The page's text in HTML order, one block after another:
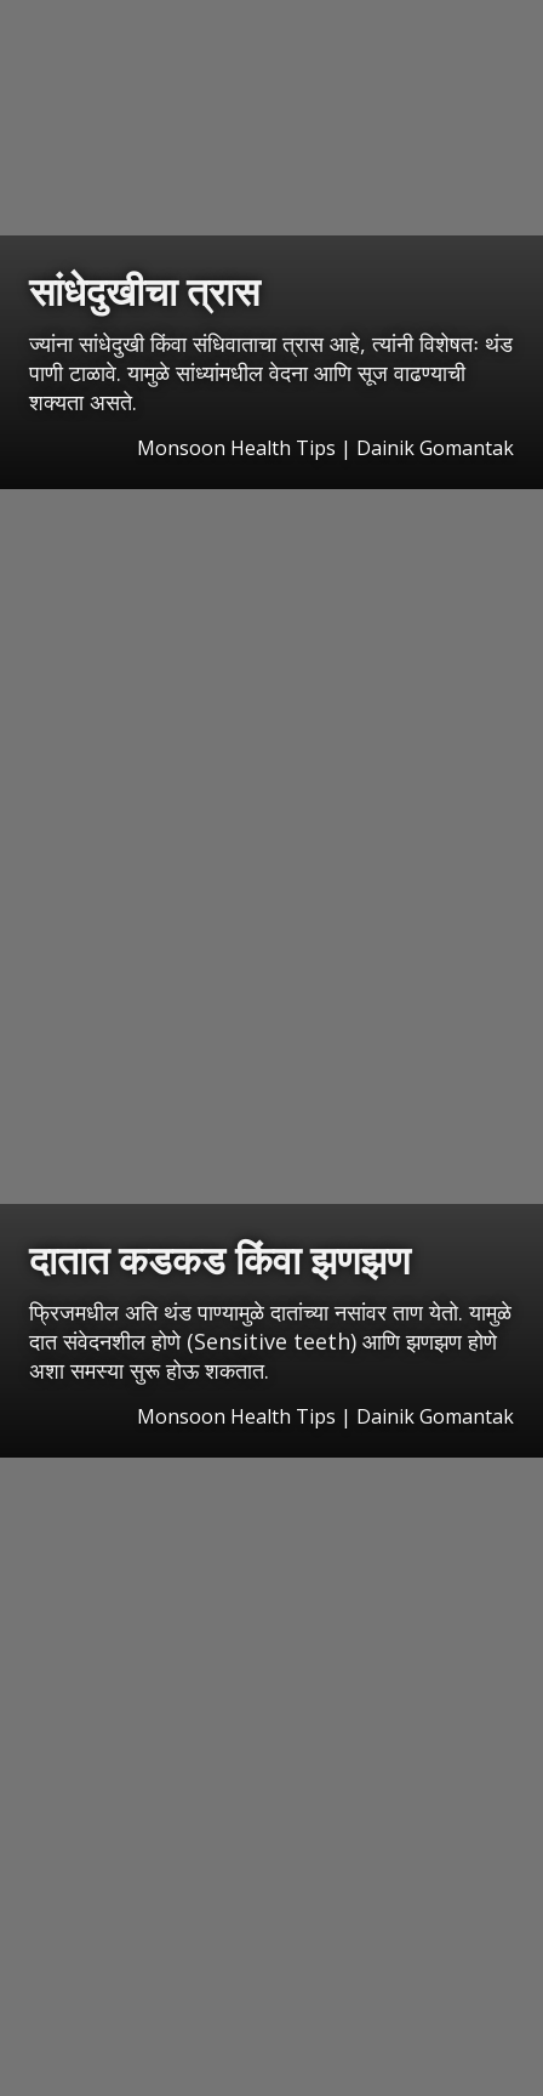
सांधेदुखीचा त्रास
ज्यांना सांधेदुखी किंवा संधिवाताचा त्रास आहे, त्यांनी विशेषतः थंड
पाणी टाळावे. यामुळे सांध्यांमधील वेदना आणि सूज वाढण्याची
शक्यता असते.
Monsoon Health Tips | Dainik Gomantak
दातात कडकड किंवा झणझण
फ्रिजमधील अति थंड पाण्यामुळे दातांच्या नसांवर ताण येतो. यामुळे
दात संवेदनशील होणे (Sensitive teeth) आणि झणझण होणे
अशा समस्या सुरू होऊ शकतात.
Monsoon Health Tips | Dainik Gomantak